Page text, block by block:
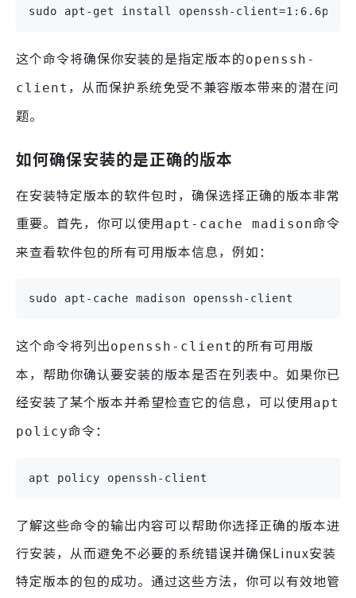
sudo apt-get install openssh-client=1:6.6p1-
这个命令将确保你安装的是指定版本的openssh-
client ，从而保护系统免受不兼容版本带来的潜在问
题。
如何确保安装的是正确的版本
在安装特定版本的软件包时，确保选择正确的版本非常
重要。首先，你可以使用apt-cache madison命令
来查看软件包的所有可用版本信息，例如：
sudo apt-cache madison openssh-client
这个命令将列出openssh-client 的所有可用版
本，帮助你确认要安装的版本是否在列表中。如果你已
经安装了某个版本并希望检查它的信息，可以使用apt
policy命令：
apt policy openssh-client
了解这些命令的输出内容可以帮助你选择正确的版本进
行安装，从而避免不必要的系统错误并确保Linux安装
特定版本的包的成功。通过这些方法，你可以有效地管